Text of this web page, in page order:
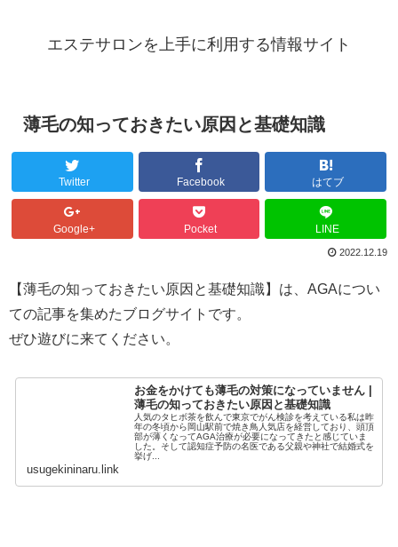
エステサロンを上手に利用する情報サイト
薄毛の知っておきたい原因と基礎知識
Twitter Facebook はてブ
Google+ Pocket LINE
2022.12.19
【薄毛の知っておきたい原因と基礎知識】は、AGAについ
ての記事を集めたブログサイトです。
ぜひ遊びに来てください。
お金をかけても薄毛の対策になっていません |
薄毛の知っておきたい原因と基礎知識
人気のタヒボ茶を飲んで東京でがん検診を考えている私は昨
年の冬頃から岡山駅前で焼き鳥人気店を経営しており、頭頂
部が薄くなってAGA治療が必要になってきたと感じていま
した。そして認知症予防の名医である父親や神社で結婚式を
挙げ...
usugekininaru.link